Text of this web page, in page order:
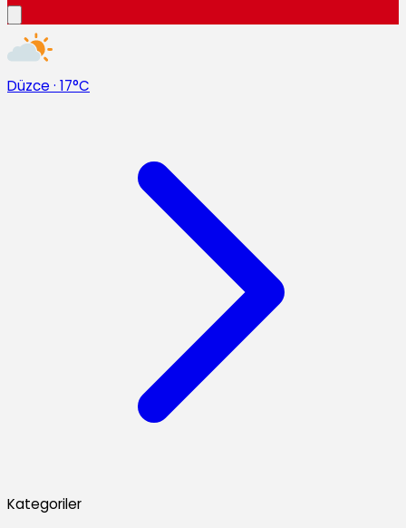
Düzce · 17°C
Kategoriler